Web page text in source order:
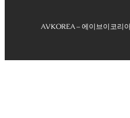
AVKOREA – 에이브이코리